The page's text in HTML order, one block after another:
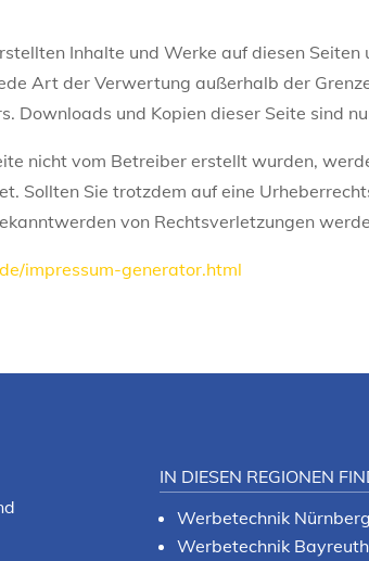
Inhalte und Werke auf diesen
Art der Verwertung außerhalb der
Downloads und Kopien dieser Seite sind
nicht vom Betreiber erstellt wurden,
Sollten Sie trotzdem auf eine
von Rechtsverletzungen
impressum-generator.html
IN DIESEN REGIONEN
Werbetechnik
Werbetechnik